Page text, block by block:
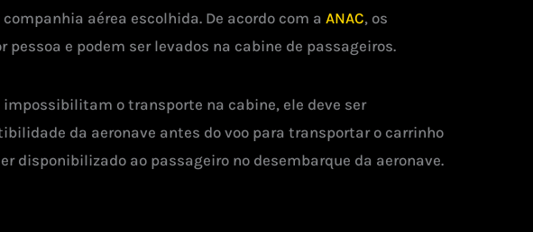
aérea escolhida. De acordo com a ANAC, os
e podem ser levados na cabine de passageiros.
o transporte na cabine, ele deve ser
da aeronave antes do voo para transportar o carrinho
disponibilizado ao passageiro no desembarque da aeronave.